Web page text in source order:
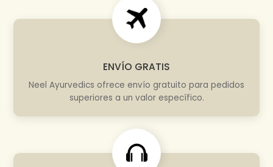
ENVÍO GRATIS
Neel Ayurvedics ofrece envío gratuito para pedidos
superiores a un valor específico.